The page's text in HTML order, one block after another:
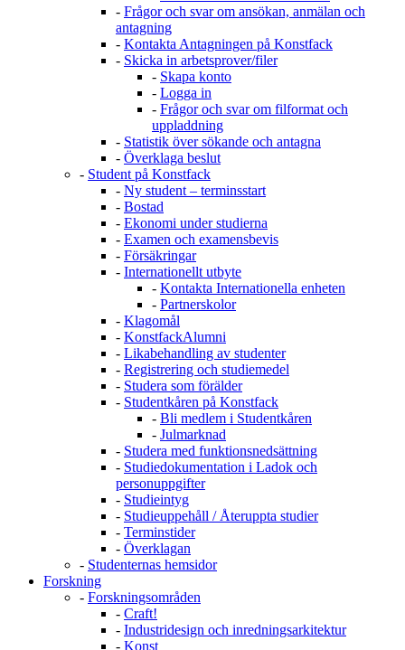
- Frågor och svar om ansökan, anmälan och
antagning
- Kontakta Antagningen på Konstfack
- Skicka in arbetsprover/filer
- Skapa konto
- Logga in
- Frågor och svar om filformat och
uppladdning
- Statistik över sökande och antagna
- Överklaga beslut
- Student på Konstfack
- Ny student – terminsstart
- Bostad
- Ekonomi under studierna
- Examen och examensbevis
- Försäkringar
- Internationellt utbyte
- Kontakta Internationella enheten
- Partnerskolor
- Klagomål
- KonstfackAlumni
- Likabehandling av studenter
- Registrering och studiemedel
- Studera som förälder
- Studentkåren på Konstfack
- Bli medlem i Studentkåren
- Julmarknad
- Studera med funktionsnedsättning
- Studiedokumentation i Ladok och
personuppgifter
- Studieintyg
- Studieuppehåll / Återuppta studier
- Terminstider
- Överklagan
- Studenternas hemsidor
Forskning
- Forskningsområden
- Craft!
- Industridesign och inredningsarkitektur
- Konst